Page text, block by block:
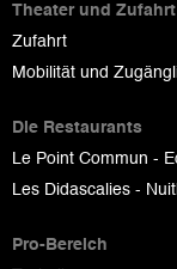
Theater und Zufahrt
Zufahrt
Mobilität und
Die Restaurants
Le Point Commun -
Les Didascalies -
Pro-Bereich